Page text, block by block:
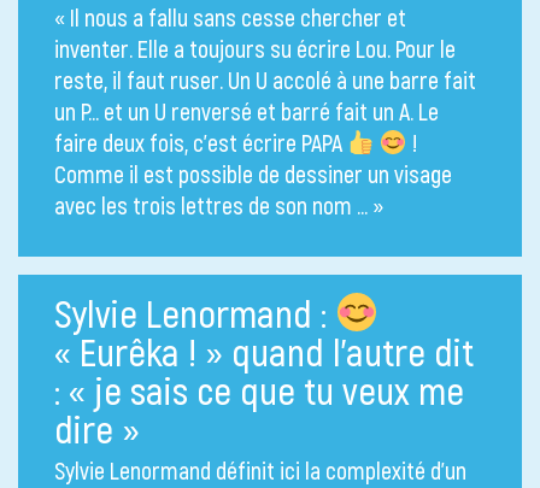
« Il nous a fallu sans cesse chercher et
inventer. Elle a toujours su écrire Lou. Pour le
reste, il faut ruser. Un U accolé à une barre fait
un P… et un U renversé et barré fait un A. Le
faire deux fois, c’est écrire PAPA
!
Comme il est possible de dessiner un visage
avec les trois lettres de son nom … »
Sylvie Lenormand :
« Eurêka ! » quand l’autre dit
: « je sais ce que tu veux me
dire »
Sylvie Lenormand définit ici la complexité d’un